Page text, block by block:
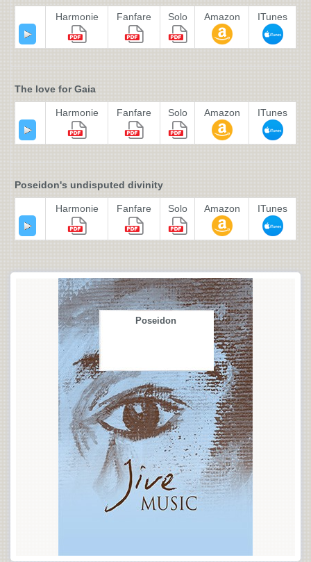
Harmonie Fanfare Solo Amazon ITunes
The love for Gaia
Harmonie Fanfare Solo Amazon ITunes
Poseidon's undisputed divinity
Harmonie Fanfare Solo Amazon ITunes
Poseidon